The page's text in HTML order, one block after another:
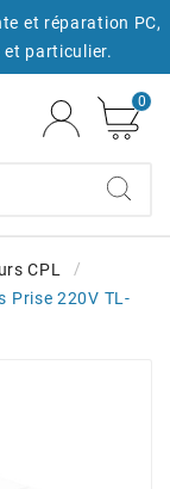
et réparation PC,
et particulier.
0
CPL
Prise 220V TL-